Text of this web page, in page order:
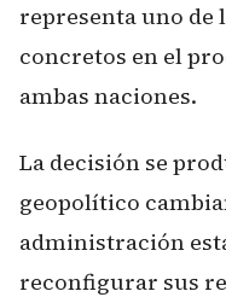
representa uno de
concretos en el
ambas naciones.
La decisión se
geopolítico
administración
reconfigurar sus